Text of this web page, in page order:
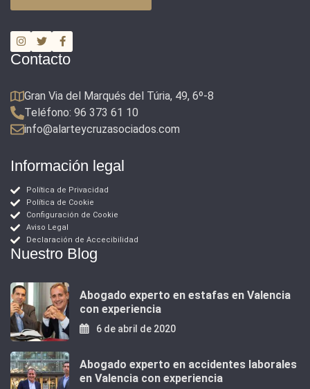
Contacto
Gran Via del Marqués del Túria, 49, 6º-8
Teléfono: 96 373 61 10
info@alarteycruzasociados.com
Información legal
Política de Privacidad
Política de Cookie
Configuración de Cookie
Aviso Legal
Declaración de Accecibilidad
Nuestro Blog
Abogado experto en estafas en Valencia
con experiencia
6 de abril de 2020
Abogado experto en accidentes laborales
en Valencia con experiencia